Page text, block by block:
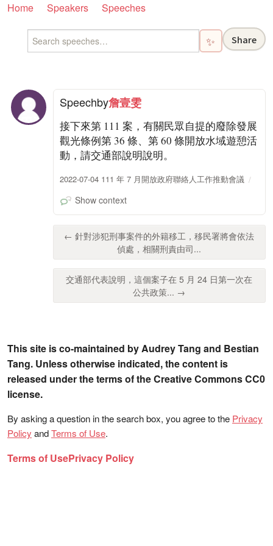
Home Speakers Speeches
✨ Share
Speechby詹壹雯
接下來第 111 案，有關民眾自提的廢除發展
觀光條例第 36 條、第 60 條開放水域遊憩活
動，請交通部說明說明。
2022-07-04 111 年 7 月開放政府聯絡人工作推動會議
Show context
← 針對涉犯刑事案件的外籍移工，移民署將會依法
偵處，相關刑責由司...
交通部代表說明，這個案子在 5 月 24 日第一次在
公共政策... →
This site is co-maintained by Audrey Tang and Bestian
Tang. Unless otherwise indicated, the content is
released under the terms of the Creative Commons CC0
license.
By asking a question in the search box, you agree to the Privacy
Policy andTerms of Use.
Terms of UsePrivacy Policy